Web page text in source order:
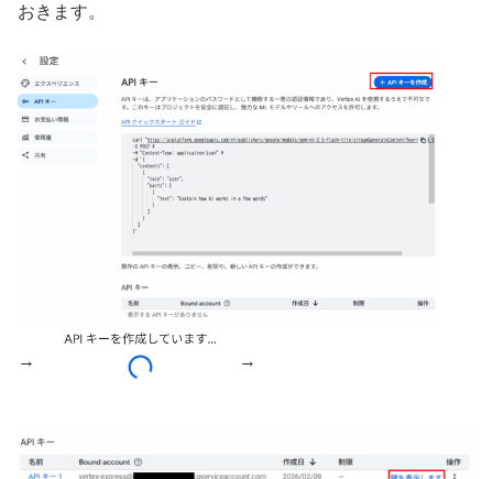
おきます。
→ →